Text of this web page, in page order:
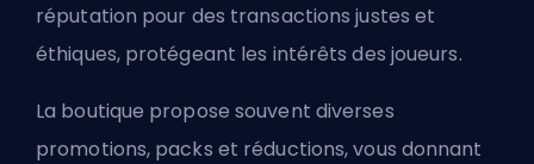
réputation pour des transactions justes et
éthiques, protégeant les intérêts des joueurs.
La boutique propose souvent diverses
promotions, packs et réductions, vous donnant